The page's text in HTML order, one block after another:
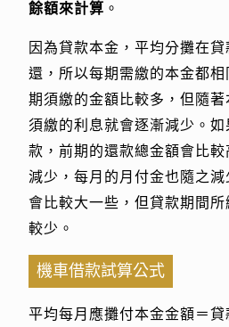
餘額來計算 。
因為貸款本金，平均分攤在
還，所以每期需繳的本金都
期須繳的金額比較多，但隨
須繳的利息就會逐漸減少。
款，前期的還款總金額會比
減少，每月的月付金也隨之
會比較大一些，但貸款期間
較少。
機車借款試算公式
平均每月應攤付本金金額＝